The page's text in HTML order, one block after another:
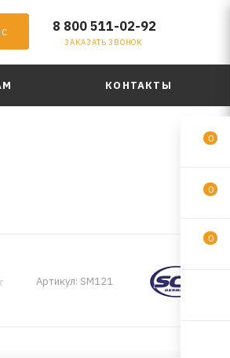
8 800 511-02-92
ЗАКАЗАТЬ ЗВОНОК
КОНТАКТЫ
Артикул: SM121
0
0
0